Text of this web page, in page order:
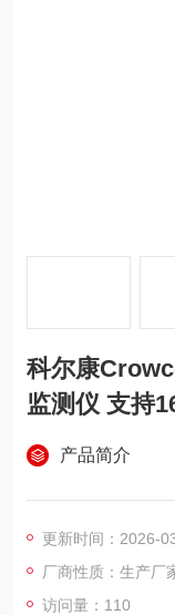
科尔康
监测仪 支持
产品简介
更新时间：2026-
厂商性质：生产厂
访问量：110